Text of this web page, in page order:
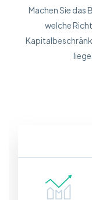
Machen Sie das
welche